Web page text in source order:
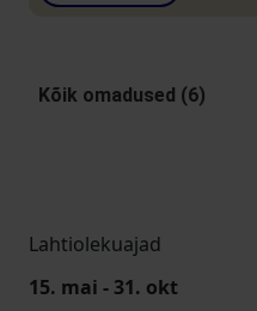
Kõik omadused (6)
Lahtiolekuajad
15. mai - 31. okt